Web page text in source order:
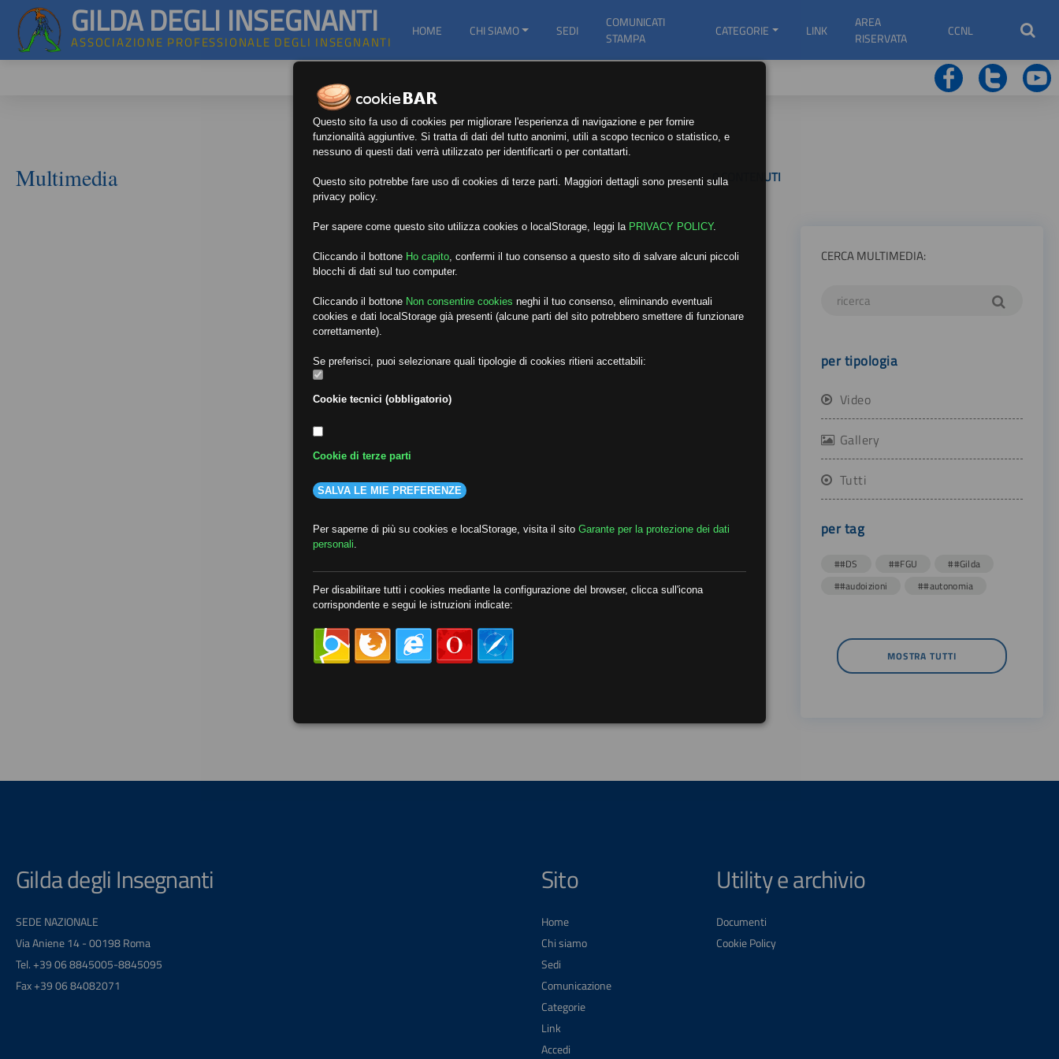
GILDA DEGLI INSEGNANTI
ASSOCIAZIONE PROFESSIONALE DEGLI INSEGNANTI
HOME CHI SIAMO SEDI
COMUNICATI
STAMPA
CATEGORIE LINK
AREA
RISERVATA
CCNL
Multimedia 0 CONTENUTI
CERCA MULTIMEDIA:
per tipologia
Video
Gallery
Tutti
per tag
##DS ##FGU
##Gilda
##audoizioni
##autonomia
MOSTRA TUTTI
Gilda degli Insegnanti
SEDE NAZIONALE
Via Aniene 14 - 00198 Roma
Tel. +39 06 8845005-8845095
Fax +39 06 84082071
Sito
Home
Chi siamo
Sedi
Comunicazione
Categorie
Link
Accedi
Utility e archivio
Documenti
Cookie Policy
Questo sito fa uso di cookies per migliorare l'esperienza di navigazione e per fornire
funzionalità aggiuntive. Si tratta di dati del tutto anonimi, utili a scopo tecnico o statistico, e
nessuno di questi dati verrà utilizzato per identificarti o per contattarti.
Questo sito potrebbe fare uso di cookies di terze parti. Maggiori dettagli sono presenti sulla
privacy policy.
Per sapere come questo sito utilizza cookies o localStorage, leggi la PRIVACY POLICY.
Cliccando il bottone Ho capito, confermi il tuo consenso a questo sito di salvare alcuni piccoli
blocchi di dati sul tuo computer.
Cliccando il bottone Non consentire cookies neghi il tuo consenso, eliminando eventuali
cookies e dati localStorage già presenti (alcune parti del sito potrebbero smettere di funzionare
correttamente).
Se preferisci, puoi selezionare quali tipologie di cookies ritieni accettabili:
Cookie tecnici (obbligatorio)
Cookie di terze parti
SALVA LE MIE PREFERENZE
Per saperne di più su cookies e localStorage, visita il sito Garante per la protezione dei dati
personali.
Per disabilitare tutti i cookies mediante la configurazione del browser, clicca sull'icona
corrispondente e segui le istruzioni indicate: